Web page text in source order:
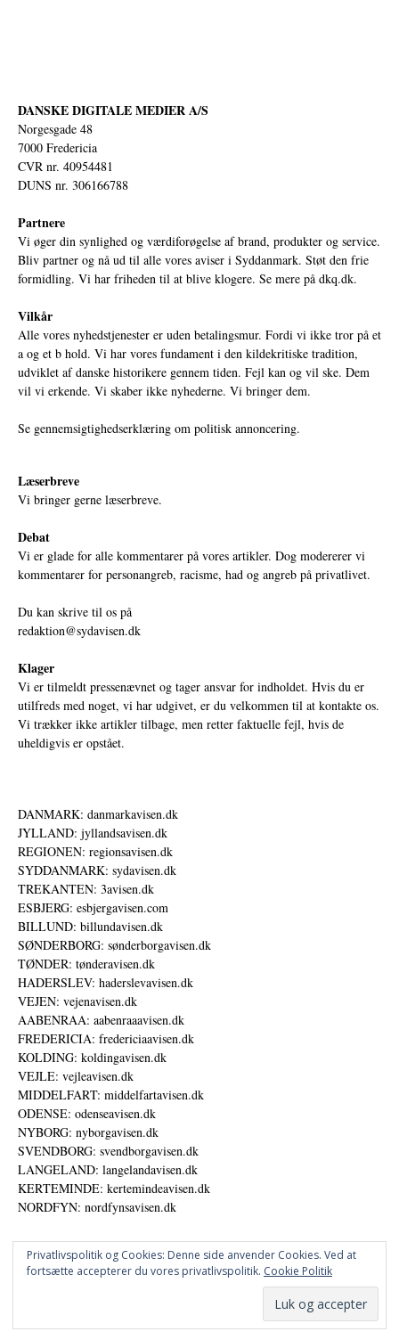
DANSKE DIGITALE MEDIER A/S
Norgesgade 48
7000 Fredericia
CVR nr. 40954481
DUNS nr. 306166788
Partnere
Vi øger din synlighed og værdiforøgelse af brand, produkter og service.
Bliv partner og nå ud til alle vores aviser i Syddanmark. Støt den frie
formidling. Vi har friheden til at blive klogere. Se mere på dkq.dk.
Vilkår
Alle vores nyhedstjenester er uden betalingsmur. Fordi vi ikke tror på et
a og et b hold. Vi har vores fundament i den kildekritiske tradition,
udviklet af danske historikere gennem tiden. Fejl kan og vil ske. Dem
vil vi erkende. Vi skaber ikke nyhederne. Vi bringer dem.
Se gennemsigtighedserklæring om politisk annoncering.
Læserbreve
Vi bringer gerne læserbreve.
Debat
Vi er glade for alle kommentarer på vores artikler. Dog modererer vi
kommentarer for personangreb, racisme, had og angreb på privatlivet.
Du kan skrive til os på
redaktion@sydavisen.dk
Klager
Vi er tilmeldt pressenævnet og tager ansvar for indholdet. Hvis du er
utilfreds med noget, vi har udgivet, er du velkommen til at kontakte os.
Vi trækker ikke artikler tilbage, men retter faktuelle fejl, hvis de
uheldigvis er opstået.
DANMARK: danmarkavisen.dk
JYLLAND: jyllandsavisen.dk
REGIONEN: regionsavisen.dk
SYDDANMARK: sydavisen.dk
TREKANTEN: 3avisen.dk
ESBJERG: esbjergavisen.com
BILLUND: billundavisen.dk
SØNDERBORG: sønderborgavisen.dk
TØNDER: tønderavisen.dk
HADERSLEV: haderslevavisen.dk
VEJEN: vejenavisen.dk
AABENRAA: aabenraaavisen.dk
FREDERICIA: fredericiaavisen.dk
KOLDING: koldingavisen.dk
VEJLE: vejleavisen.dk
MIDDELFART: middelfartavisen.dk
ODENSE: odenseavisen.dk
NYBORG: nyborgavisen.dk
SVENDBORG: svendborgavisen.dk
LANGELAND: langelandavisen.dk
KERTEMINDE: kertemindeavisen.dk
NORDFYN: nordfynsavisen.dk
© DANSKE DIGITALE MEDIER A/S - NYHEDER, ANALYSER OG PERSPEKTIVER
Privatlivspolitik og Cookies: Denne side anvender Cookies. Ved at
fortsætte accepterer du vores privatlivspolitik. Cookie Politik